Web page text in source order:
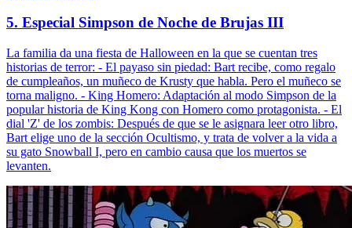
5. Especial Simpson de Noche de Brujas III
La familia da una fiesta de Halloween en la que se cuentan tres
historias de terror: - El payaso sin piedad: Bart recibe, como regalo
de cumpleaños, un muñeco de Krusty que habla. Pero el muñeco se
torna maligno. - King Homero: Adaptación al modo Simpson de la
popular historia de King Kong con Homero como protagonista. - El
dial 'Z' de los zombis: Después de que se le asignara leer otro libro,
Bart elige uno de la sección Ocultismo, y trata de volver a la vida a
su gato Snowball I, pero en cambio causa que los muertos se
levanten.